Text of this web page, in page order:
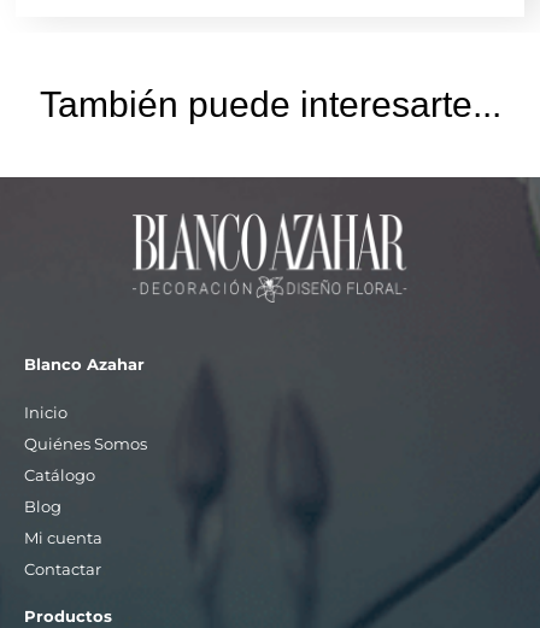
También puede interesarte...
Blanco Azahar
Inicio
Quiénes Somos
Catálogo
Blog
Mi cuenta
Contactar
Productos